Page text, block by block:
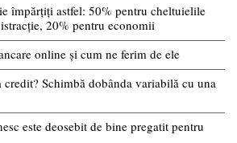
împărțiți astfel: 50% pentru cheltuielile
20% pentru economii
online și cum ne ferim de ele
Schimbă dobânda variabilă cu una
este deosebit de bine pregatit pentru